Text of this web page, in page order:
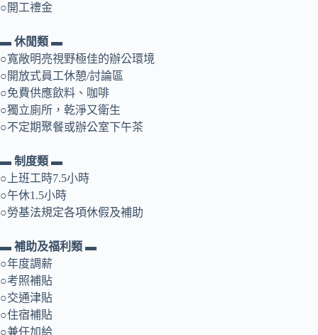
○開工禮金
▬ 休閒類 ▬
○寬敞明亮視野極佳的辦公環境
○開放式員工休憩/討論區
○免費供應飲料、咖啡
○獨立廁所，乾淨又衛生
○不定期聚餐或辦公室下午茶
▬ 制度類 ▬
○上班工時7.5小時
○午休1.5小時
○勞基法規定各項休假及補助
▬ 補助及福利類 ▬
○年度調薪
○考照補貼
○交通津貼
○住宿補貼
○兼任加給